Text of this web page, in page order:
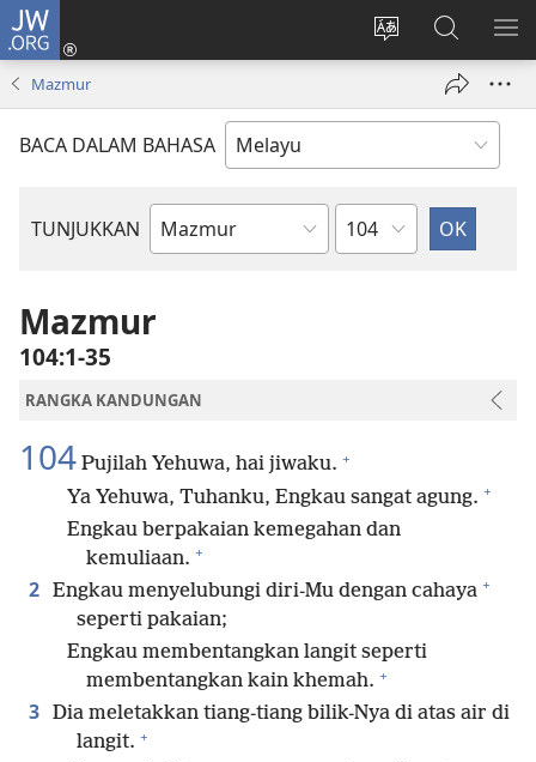
JW.ORG
Tukar
bahasa
web
Log
Masuk
baharu)
Cari
JW.ORG
Mazmur
BACA DALAM BAHASA
TUNJUKKAN
Buku
Bab
Mazmur
104:1-35
RANGKA KANDUNGAN
104 Pujilah Yehuwa, hai jiwaku. +
Ya Yehuwa, Tuhanku, Engkau sangat agung. +
Engkau berpakaian kemegahan dan
kemuliaan. +
2 Engkau menyelubungi diri-Mu dengan cahaya +
seperti pakaian;
Engkau membentangkan langit seperti
membentangkan kain khemah. +
3 Dia meletakkan tiang-tiang bilik-Nya di atas air di
langit. +